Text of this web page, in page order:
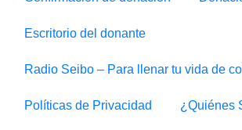
Escritorio del donante
Radio Seibo – Para llenar tu vida de
Políticas de Privacidad ¿Quiénes